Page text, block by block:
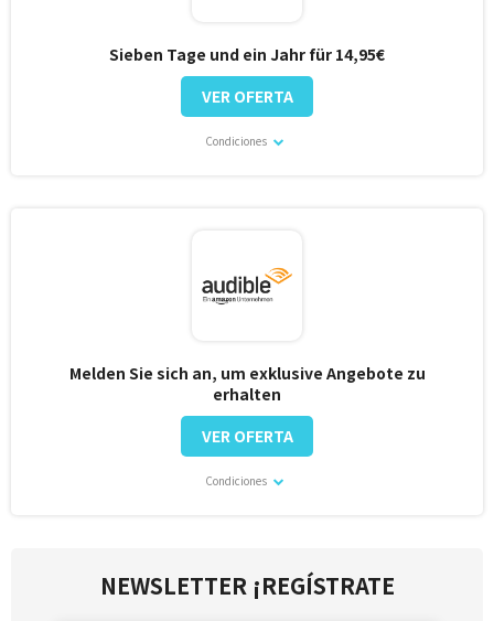
Sieben Tage und ein Jahr für 14,95€
Condiciones
VER OFERTA
Melden Sie sich an, um exklusive Angebote zu
erhalten
Condiciones
VER OFERTA
NEWSLETTER ¡REGÍSTRATE